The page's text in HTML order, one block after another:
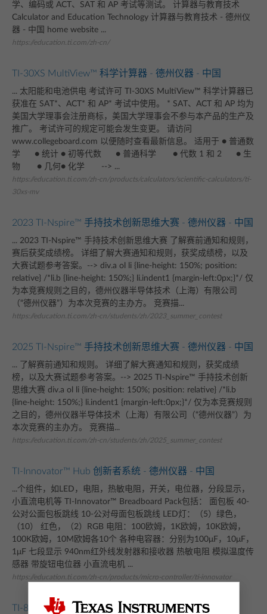
学、编码或 ACT、SAT 和 AP 考试等测试。 计算器与教育技术
Calculator and Education Technology 计算器与教育技术 - 德州仪
器 - 中国 home website ...
https://education.ti.com/zh-cn/
TI-30XS MultiView™ 科学计算器 - 德州仪器 - 中国
... 太阳能和电池供电 考试许可 TI-30XS MultiView™ 科学计算器已
获准在 SAT*、ACT* 和 AP* 考试中使用。 * SAT、ACT 和 AP 均为
美国大学理事会注册商标，美国大学理事会不参与本产品的生产及
推广。 考试许可的规定可能会发生变更。 请访问
www.collegeboard.com 以便随时查看最新信息。 适用于 ● 普通数
学 ● 统计 ● 初等代数 ● 普通科学 ● 代数 1 和 2 ● 生
物 ● 几何● 化学 --> ...
https://education.ti.com/zh-cn/products/calculators/scientific-calculators/ti-
30xs-mv
2023 TI-Nspire™ 手持技术创新思维大赛 - 德州仪器 - 中国
... 2023 TI-Nspire™ 手持技术创新思维大赛 了解赛前通知和规则，
赛后获奖成绩榜。 详细了解大赛通知和规则，获奖成绩榜，以及
大赛试题参考答案。--> div.a ol li {line-height: 150%; position:
relative} /*li.b {line-height: 150%;} li.indent1 {margin-left:0px;}*/ 仅
为本竞赛规则之目的，德州仪器半导体技术（上海）有限公司
（“德州仪器”）为本次竞赛的主办方。 竞赛描...
https://education.ti.com/zh-cn/students/zh/2023_summer_contest
2025 TI-Nspire™ 手持技术创新思维大赛 - 德州仪器 - 中国
... 了解赛前通知和规则。 详细了解大赛通知和规则，获奖成绩
榜，以及大赛试题参考答案。--> 2025 TI-Nspire™ 手持技术创新
思维大赛 div.a ol li {line-height: 150%; position: relative} /*li.b
{line-height: 150%;} li.indent1 {margin-left:0px;}*/ 仅为本竞赛规则
之目的，德州仪器半导体技术（上海）有限公司（“德州仪器”）为
本次竞赛的主办方。 竞赛描...
https://education.ti.com/zh-cn/students/zh/2025_summer_contest
TI-Innovator™ Hub 创新者系统 - 德州仪器 - 中国
...个组件，如LED，电阻，热敏电阻，开关，电位器，分段显示，
小直流电机等 TI-Innovator™ Breadboard Pack包括： 面包板 40-
公对公面包板跳线 10-公对母面包板跳线 LED灯：（5）绿色，
（10） 红色，（2）RGB 电阻：100欧姆，1K欧姆，10K欧姆，
100K欧姆，10M欧姆各10个 各种电容器：分别为100μF，10μF，
1μF 七段显示 940nm红外线发射器和接收器 热敏电阻 模拟温度传
感器 带旋钮电位器 小直流电机 ...
https://education.ti.com/zh-cn/products/micro-controller/ti-innovator
TI-84 Plus CE Python| 融入生态系统| Texas Instruments